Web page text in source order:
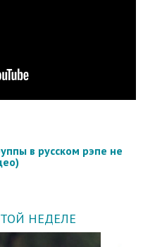
в русском рэпе не
НЕДЕЛЕ